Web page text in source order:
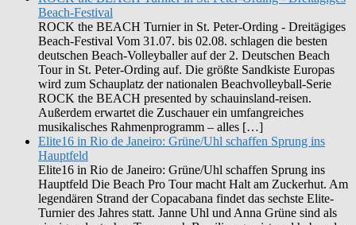
Beach-Festival
ROCK the BEACH Turnier in St. Peter-Ording - Dreitägiges
Beach-Festival Vom 31.07. bis 02.08. schlagen die besten
deutschen Beach-Volleyballer auf der 2. Deutschen Beach
Tour in St. Peter-Ording auf. Die größte Sandkiste Europas
wird zum Schauplatz der nationalen Beachvolleyball-Serie
ROCK the BEACH presented by schauinsland-reisen.
Außerdem erwartet die Zuschauer ein umfangreiches
musikalisches Rahmenprogramm – alles […]
Elite16 in Rio de Janeiro: Grüne/Uhl schaffen Sprung ins
Hauptfeld
Elite16 in Rio de Janeiro: Grüne/Uhl schaffen Sprung ins
Hauptfeld Die Beach Pro Tour macht Halt am Zuckerhut. Am
legendären Strand der Copacabana findet das sechste Elite-
Turnier des Jahres statt. Janne Uhl und Anna Grüne sind als